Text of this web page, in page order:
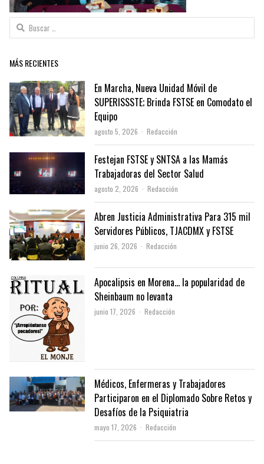
Buscar:
MÁS RECIENTES
En Marcha, Nueva Unidad Móvil de
SUPERISSSTE; Brinda FSTSE en Comodato el
Equipo
agosto 5, 2026 Author
Redacción
Festejan FSTSE y SNTSA a las Mamás
Trabajadoras del Sector Salud
agosto 2, 2026 Author
Redacción
Abren Justicia Administrativa Para 315 mil
Servidores Públicos, TJACDMX y FSTSE
junio 26, 2026 Author
Redacción
Apocalipsis en Morena… la popularidad de
Sheinbaum no levanta
junio 17, 2026 Author
Redacción
Médicos, Enfermeras y Trabajadores
Participaron en el Diplomado Sobre Retos y
Desafíos de la Psiquiatria
mayo 17, 2026 Author
Redacción